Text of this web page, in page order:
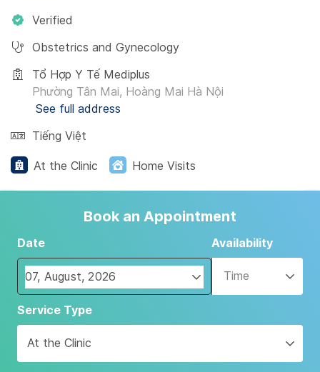
Verified
Obstetrics and Gynecology
Tổ Hợp Y Tế Mediplus
Phường Tân Mai, Hoàng Mai Hà Nội
See full address
Tiếng Việt
At the Clinic Home Visits
Book an Appointment
Date
Navigate
forward
interact
with
Availability
Time
Service Type
At the Clinic